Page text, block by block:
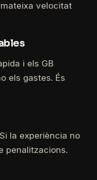
velocitat
i els GB
els gastes. És
la experiència no
penalitzacions.